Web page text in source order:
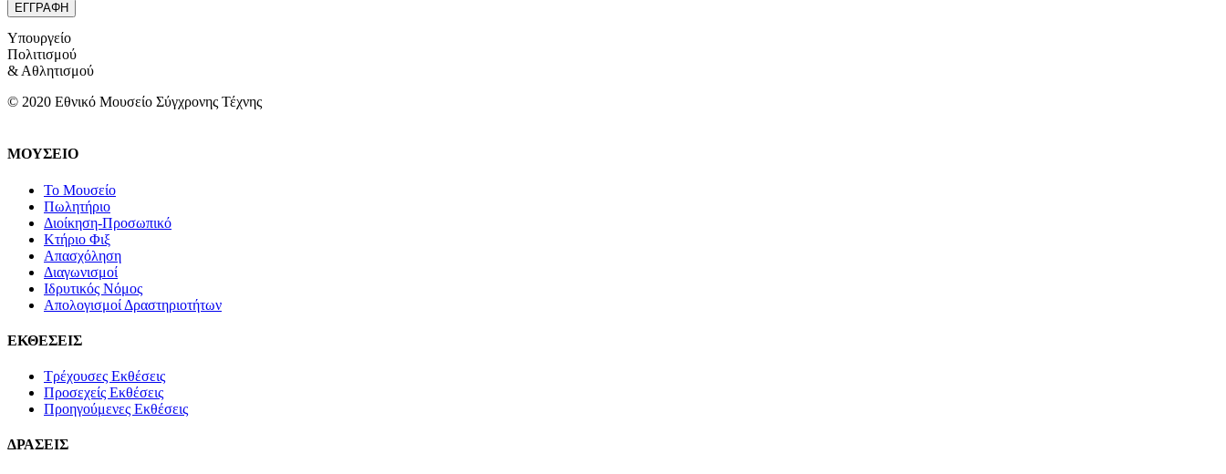
Υπουργείο
Πολιτισμού
& Αθλητισμού
© 2020 Εθνικό Μουσείο Σύγχρονης Τέχνης
ΜΟΥΣΕΙΟ
Το Μουσείο
Πωλητήριο
Διοίκηση-Προσωπικό
Κτήριο Φιξ
Απασχόληση
Διαγωνισμοί
Ιδρυτικός Νόμος
Απολογισμοί Δραστηριοτήτων
ΕΚΘΕΣΕΙΣ
Τρέχουσες Εκθέσεις
Προσεχείς Εκθέσεις
Προηγούμενες Εκθέσεις
ΔΡΑΣΕΙΣ